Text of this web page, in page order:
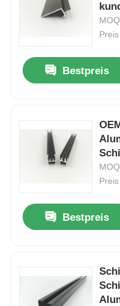
Bestpreis
Bestpreis